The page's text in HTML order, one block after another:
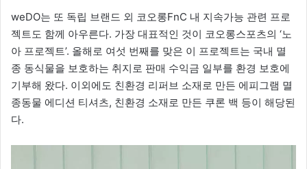
weDO는 또 독립 브랜드 외 코오롱FnC 내 지속가능 관련 프로
젝트도 함께 아우른다. 가장 대표적인 것이 코오롱스포츠의 ‘노
아 프로젝트’. 올해로 여섯 번째를 맞은 이 프로젝트는 국내 멸
종 동식물을 보호하는 취지로 판매 수익금 일부를 환경 보호에
기부해 왔다. 이외에도 친환경 리퍼브 소재로 만든 에피그램 멸
종동물 에디션 티셔츠, 친환경 소재로 만든 쿠론 백 등이 해당된
다.